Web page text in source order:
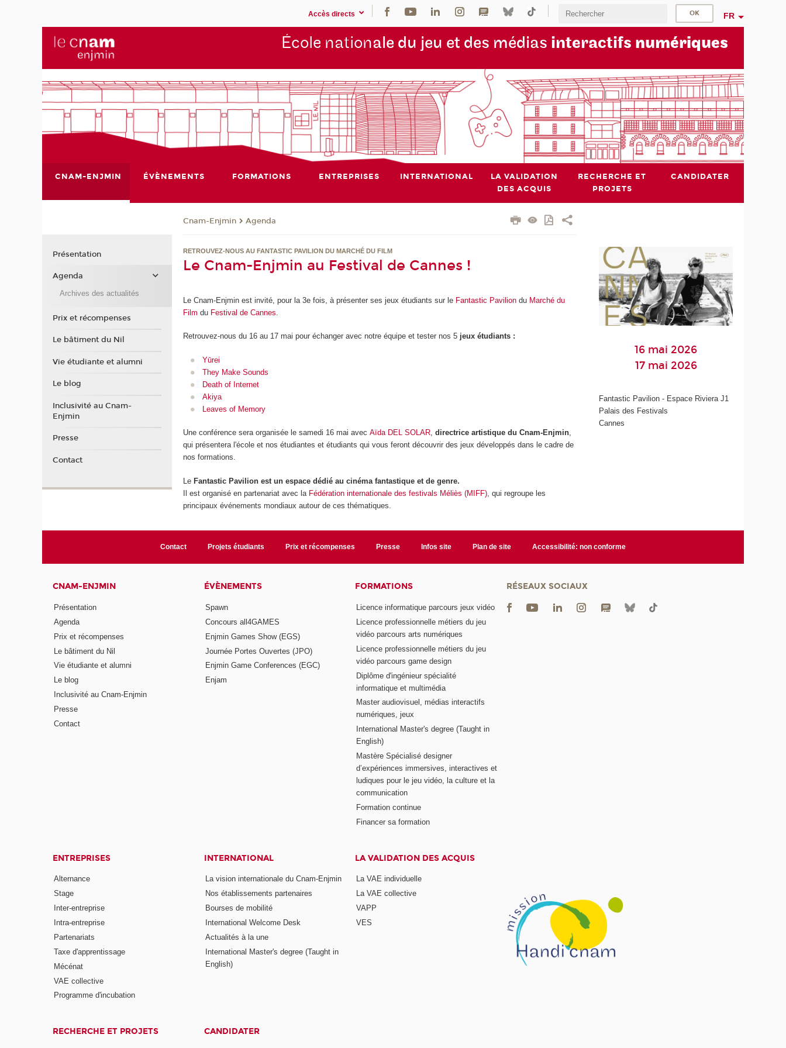
Accès directs FR
École nationale du jeu et des médias interactifs numériques
CNAM-ENJMIN ÉVÈNEMENTS FORMATIONS ENTREPRISES INTERNATIONAL
LA VALIDATION
DES ACQUIS
RECHERCHE ET
PROJETS
CANDIDATER
Cnam-Enjmin Agenda
RETROUVEZ-NOUS AU FANTASTIC PAVILION DU MARCHÉ DU FILM
Le Cnam-Enjmin au Festival de Cannes !
Le Cnam-Enjmin est invité, pour la 3e fois, à présenter ses jeux étudiants sur le Fantastic Pavilion du Marché du
Film du Festival de Cannes
Retrouvez-nous du 16 au 17 mai pour échanger avec notre équipe et tester nos 5 jeux étudiants :
Yūrei
They Make Sounds
Death of Internet
Akiya
Leaves of Memory
Une conférence sera organisée le samedi 16 mai avecAïda DEL SOLAR,directrice artistique du Cnam-Enjmin,
qui présentera l'école et nos étudiantes et étudiants qui vous feront découvrir des jeux développés dans le cadre de
nos formations.
Le Fantastic Pavilion est un espace dédié au cinéma fantastique et de genre.
Il est organisé en partenariat avec la Fédération internationale des festivals Méliès (MIFF) , qui regroupe les
principaux événements mondiaux autour de ces thématiques.
16 mai 2026
17 mai 2026
Fantastic Pavilion - Espace Riviera J1
Palais des Festivals
Cannes
Présentation
Agenda
Archives des actualités
Prix et récompenses
Le bâtiment du Nil
Vie étudiante et alumni
Le blog
Inclusivité au Cnam-
Enjmin
Presse
Contact
Contact Projets étudiants Prix et récompenses Presse Infos site Plan de site Accessibilité: non conforme
CNAM-ENJMIN
Présentation
Agenda
Prix et récompenses
Le bâtiment du Nil
Vie étudiante et alumni
Le blog
Inclusivité au Cnam-Enjmin
Presse
Contact
ÉVÈNEMENTS
Spawn
Concours all4GAMES
Enjmin Games Show (EGS)
Journée Portes Ouvertes (JPO)
Enjmin Game Conferences (EGC)
Enjam
FORMATIONS
Licence informatique parcours jeux vidéo
Licence professionnelle métiers du jeu
vidéo parcours arts numériques
Licence professionnelle métiers du jeu
vidéo parcours game design
Diplôme d'ingénieur spécialité
informatique et multimédia
Master audiovisuel, médias interactifs
numériques, jeux
International Master's degree (Taught in
English)
Mastère Spécialisé designer
d’expériences immersives, interactives et
ludiques pour le jeu vidéo, la culture et la
communication
Formation continue
Financer sa formation
ENTREPRISES
Alternance
Stage
Inter-entreprise
Intra-entreprise
Partenariats
Taxe d'apprentissage
Mécénat
VAE collective
Programme d'incubation
INTERNATIONAL
La vision internationale du Cnam-Enjmin
Nos établissements partenaires
Bourses de mobilité
International Welcome Desk
Actualités à la une
International Master's degree (Taught in
English)
LA VALIDATION DES ACQUIS
La VAE individuelle
La VAE collective
VAPP
VES
RECHERCHE ET PROJETS CANDIDATER
RÉSEAUX SOCIAUX